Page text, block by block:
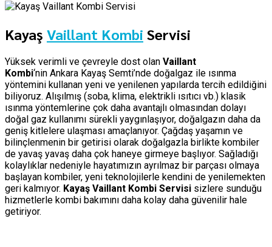
Kayaş Vaillant Kombi Servisi
Yüksek verimli ve çevreyle dost olan Vaillant
Kombi‘nin Ankara Kayaş Semti’nde doğalgaz ile ısınma
yöntemini kullanan yeni ve yenilenen yapılarda tercih edildiğini
biliyoruz. Alışılmış (soba, klima, elektrikli ısıtıcı vb.) klasik
ısınma yöntemlerine çok daha avantajlı olmasından dolayı
doğal gaz kullanımı sürekli yaygınlaşıyor, doğalgazın daha da
geniş kitlelere ulaşması amaçlanıyor. Çağdaş yaşamın ve
bilinçlenmenin bir getirisi olarak doğalgazla birlikte kombiler
de yavaş yavaş daha çok haneye girmeye başlıyor. Sağladığı
kolaylıklar nedeniyle hayatımızın ayrılmaz bir parçası olmaya
başlayan kombiler, yeni teknolojilerle kendini de yenilemekten
geri kalmıyor. Kayaş Vaillant Kombi Servisi sizlere sunduğu
hizmetlerle kombi bakımını daha kolay daha güvenilir hale
getiriyor.